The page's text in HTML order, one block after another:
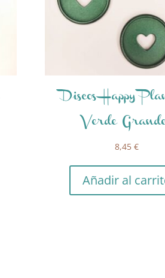
Discos Happy
Verde
8,45 €
Añadir al